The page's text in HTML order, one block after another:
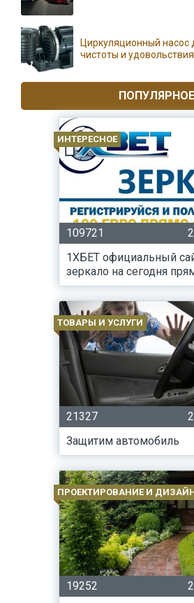
Циркуляционный насос
чистоты и удовольствия
ПОПУЛЯРНОЕ
ИНТЕРЕСНОЕ
109721
1ХБЕТ официальный
зеркало на сегодня
ТОВАРЫ И УСЛУГИ
21327
Защитим автомобиль
ПРОЕКТИРОВАНИЕ И
19252